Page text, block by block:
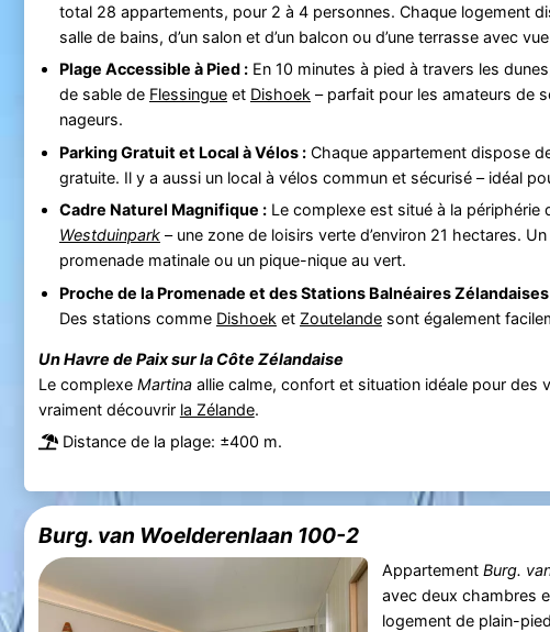
total 28 appartements, pour 2 à 4 personnes. Chaque logement
salle de bains, d’un salon et d’un balcon ou d’une terrasse avec
Plage Accessible à Pied :En 10 minutes à pied à travers les
de sable de Flessingueet Dishoek – parfait pour les amateurs de
nageurs.
Parking Gratuit et Local à Vélos :Chaque appartement dispose
gratuite. Il y a aussi un local à vélos commun et sécurisé – idéal
Cadre Naturel Magnifique :Le complexe est situé à la périphérie
Westduinpark– une zone de loisirs verte d’environ 21 hectares.
promenade matinale ou un pique-nique au vert.
Proche de la Promenade et des Stations Balnéaires Zélandaises
Des stations comme Dishoek et Zoutelandesont également
Un Havre de Paix sur la Côte Zélandaise
Le complexe Martinaallie calme, confort et situation idéale pour des
vraiment découvrir la Zélande.
Distance de la plage: ±400 m.
Burg. van Woelderenlaan 100-2
Appartement Burg.
avec deux chambres
logement de plain-